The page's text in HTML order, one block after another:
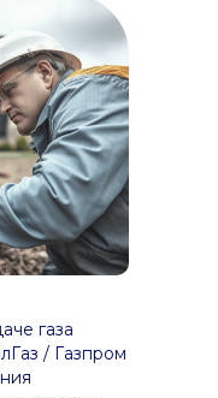
газа
/ Газпром